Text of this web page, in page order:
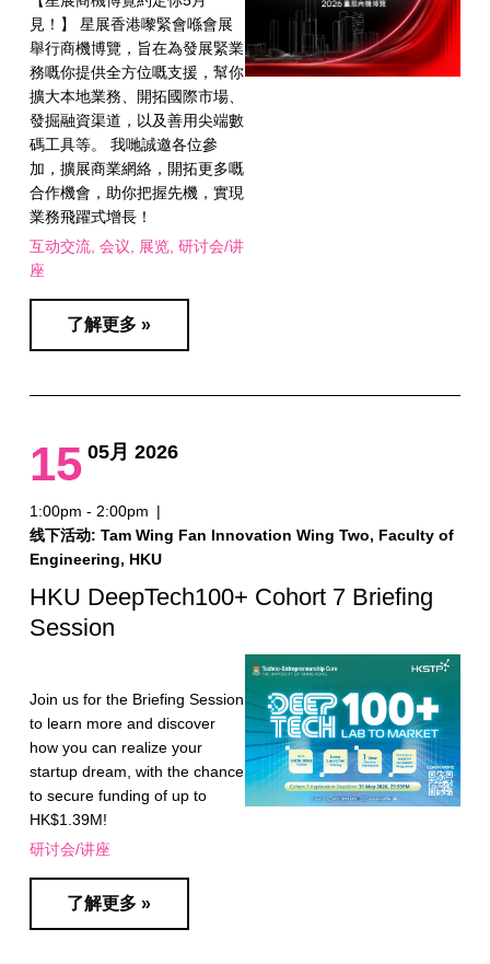
見！】 星展香港嚟緊會喺會展
舉行商機博覽，旨在為發展緊業
務嘅你提供全方位嘅支援，幫你
擴大本地業務、開拓國際市場、
發掘融資渠道，以及善用尖端數
碼工具等。 我哋誠邀各位參
加，擴展商業網絡，開拓更多嘅
合作機會，助你把握先機，實現
業務飛躍式增長！
互动交流 会议 展览 研讨会/讲
座
了解更多 »
15 05月 2026
1:00pm - 2:00pm |
线下活动: Tam Wing Fan Innovation Wing Two, Faculty of
Engineering, HKU
HKU DeepTech100+ Cohort 7 Briefing
Session
Join us for the Briefing Session
to learn more and discover
how you can realize your
startup dream, with the chance
to secure funding of up to
HK$1.39M!
研讨会/讲座
了解更多 »